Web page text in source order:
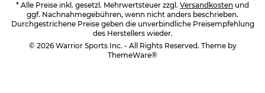
* Alle Preise inkl. gesetzl. Mehrwertsteuer zzgl. Versandkosten und
ggf. Nachnahmegebühren, wenn nicht anders beschrieben.
Durchgestrichene Preise geben die unverbindliche Preisempfehlung
des Herstellers wieder.
© 2026 Warrior Sports Inc. - All Rights Reserved. Theme by
ThemeWare®